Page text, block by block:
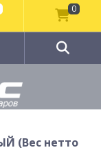
(Вес нетто
0